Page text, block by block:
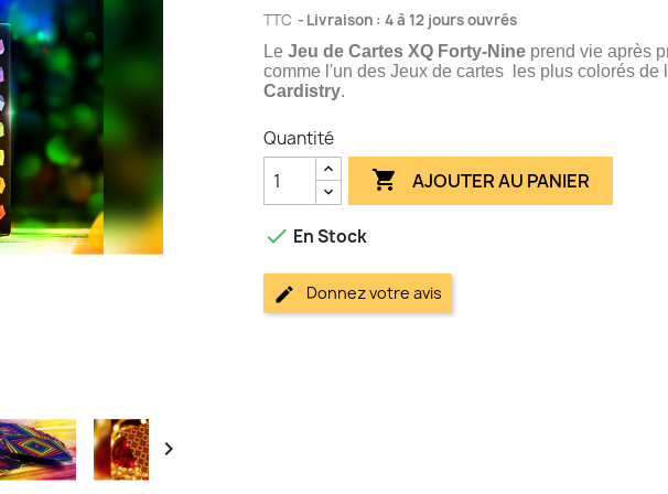

TTC Livraison : 4 à 12 jours ouvrés
Le Jeu de Cartes XQ Forty-Nine prend vie après
comme l'un des Jeux de cartes les plus colorés de
Cardistry.
Quantité
 AJOUTER AU PANIER
 En Stock
Donnez votre avis